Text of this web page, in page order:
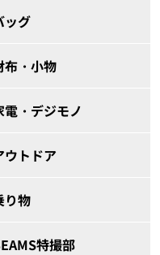
ッグ
布・小物
電・デジモノ
ウトドア
り物
特撮部